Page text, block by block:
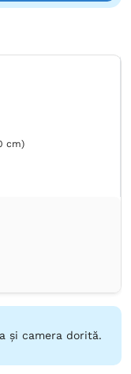
cm)
de ţânţari
păr
și camera dorită.